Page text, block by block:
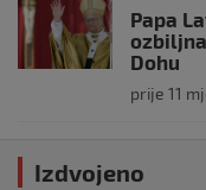
Papa
Dohu
prije 11
Izdvojeno